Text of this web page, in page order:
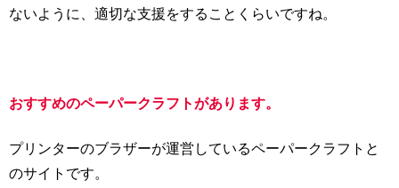
ないように、適切な支援をすることくらいですね。
おすすめのペーパークラフトがあります。
プリンターのブラザーが運営しているペーパークラフトと
のサイトです。